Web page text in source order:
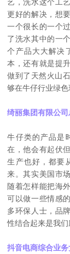
艺，洗水这个工
更好的解决，想
一个很长的一个
了洗水其中的一
个产品大大解决
本，还有就是提
做到了天然火山
够在牛仔行业绿色
绮丽集团有限公
牛仔类的产品是
在，他会有起伏
生产也好，都要
来。其实美国市
随着怎样能把海
可以做一些情感
多环保人士，品
性结合起来是我们
抖音电商综合业